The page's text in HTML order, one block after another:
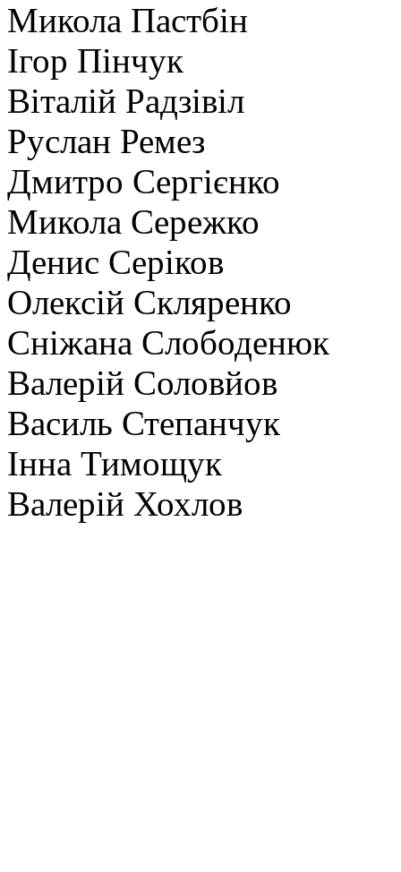
Микола Пастбін
Ігор Пінчук
Віталій Радзівіл
Руслан Ремез
Дмитро Сергієнко
Микола Сережко
Денис Серіков
Олексій Скляренко
Сніжана Слободенюк
Валерій Соловйов
Василь Степанчук
Інна Тимощук
Валерій Хохлов